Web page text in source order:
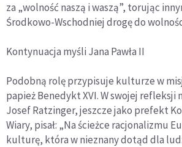
za „wolność naszą i waszą”, torując
Środkowo-Wschodniej drogę do
Kontynuacja myśli Jana Pawła II
Podobną rolę przypisuje kulturze w
papież Benedykt XVI. W swojej
Josef Ratzinger, jeszcze jako prefekt
Wiary, pisał: „Na ścieżce racjonalizmu
kulturę, która w nieznany dotąd dla